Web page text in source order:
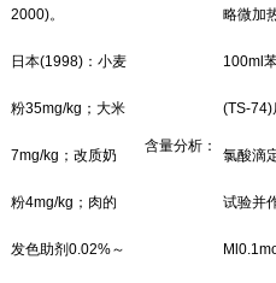
2000)。
日本(1998)：小麦
粉35mg/kg；大米
7mg/kg；改质奶
粉4mg/kg；肉的
发色助剂0.02%～
含量分析：
略微加
100ml
(TS-74)
氯酸滴
试验并